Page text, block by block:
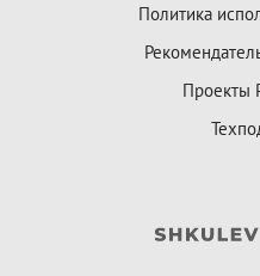
Политика
Проекты